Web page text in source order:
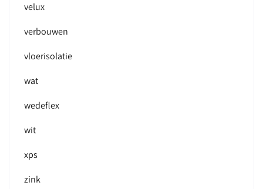
velux
verbouwen
vloerisolatie
wat
wedeflex
wit
xps
zink